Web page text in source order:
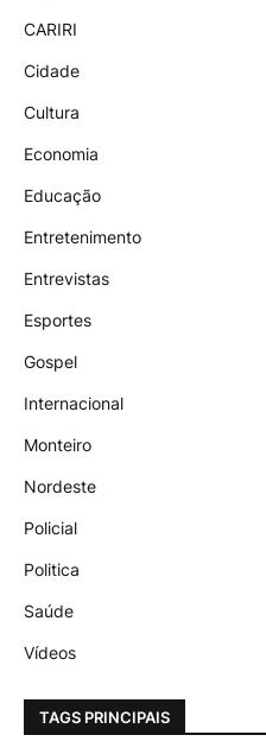
CARIRI
Cidade
Cultura
Economia
Educação
Entretenimento
Entrevistas
Esportes
Gospel
Internacional
Monteiro
Nordeste
Policial
Politica
Saúde
Vídeos
TAGS PRINCIPAIS